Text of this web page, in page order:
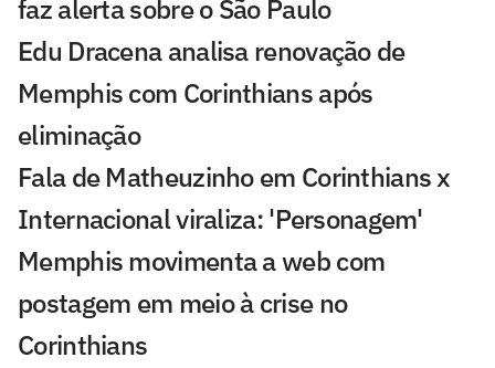
faz alerta sobre o São Paulo
Edu Dracena analisa renovação de
Memphis com Corinthians após
eliminação
Fala de Matheuzinho em Corinthians x
Internacional viraliza: 'Personagem'
Memphis movimenta a web com
postagem em meio à crise no
Corinthians